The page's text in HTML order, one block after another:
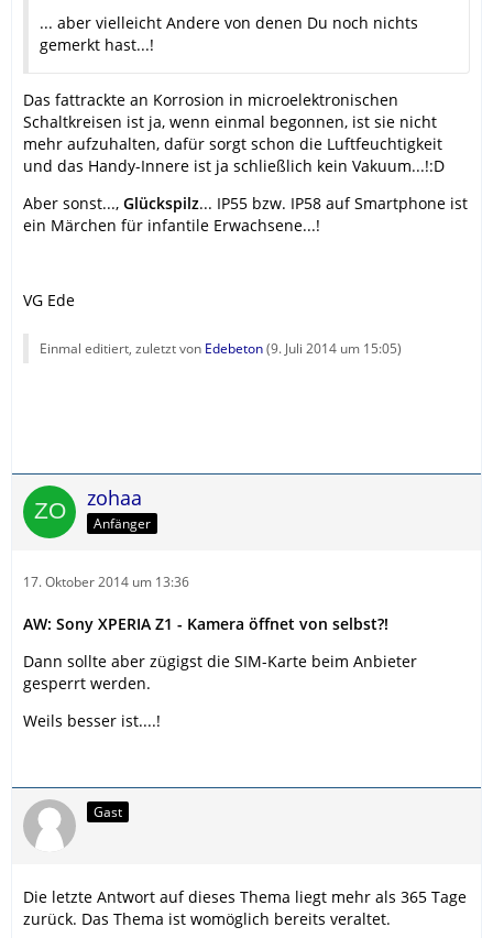
... aber vielleicht Andere von denen Du noch nichts
gemerkt hast...!
Das fattrackte an Korrosion in microelektronischen
Schaltkreisen ist ja, wenn einmal begonnen, ist sie nicht
mehr aufzuhalten, dafür sorgt schon die Luftfeuchtigkeit
und das Handy-Innere ist ja schließlich kein Vakuum...!:D
Aber sonst..., Glückspilz... IP55 bzw. IP58 auf Smartphone ist
ein Märchen für infantile Erwachsene...!
VG Ede
Einmal editiert, zuletzt von Edebeton(9. Juli 2014 um 15:05)
zohaa
Anfänger
17. Oktober 2014 um 13:36
AW: Sony XPERIA Z1 - Kamera öffnet von selbst?!
Dann sollte aber zügigst die SIM-Karte beim Anbieter
gesperrt werden.
Weils besser ist....!
Gast
Die letzte Antwort auf dieses Thema liegt mehr als 365 Tage
zurück. Das Thema ist womöglich bereits veraltet.